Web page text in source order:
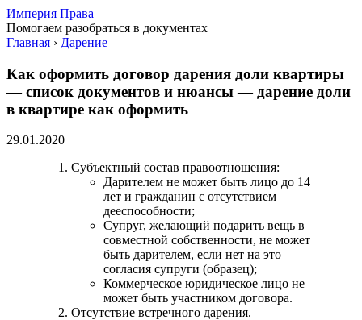
Империя Права
Помогаем разобраться в документах
Главная › Дарение
Как оформить договор дарения доли квартиры
— список документов и нюансы — дарение доли
в квартире как оформить
29.01.2020
Субъектный состав правоотношения:
Дарителем не может быть лицо до 14
лет и гражданин с отсутствием
дееспособности;
Супруг, желающий подарить вещь в
совместной собственности, не может
быть дарителем, если нет на это
согласия супруги (образец);
Коммерческое юридическое лицо не
может быть участником договора.
Отсутствие встречного дарения.